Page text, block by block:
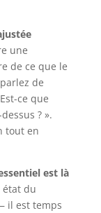
une
de ce que le
de
ce que
? ».
tout en
est là
du
il est temps